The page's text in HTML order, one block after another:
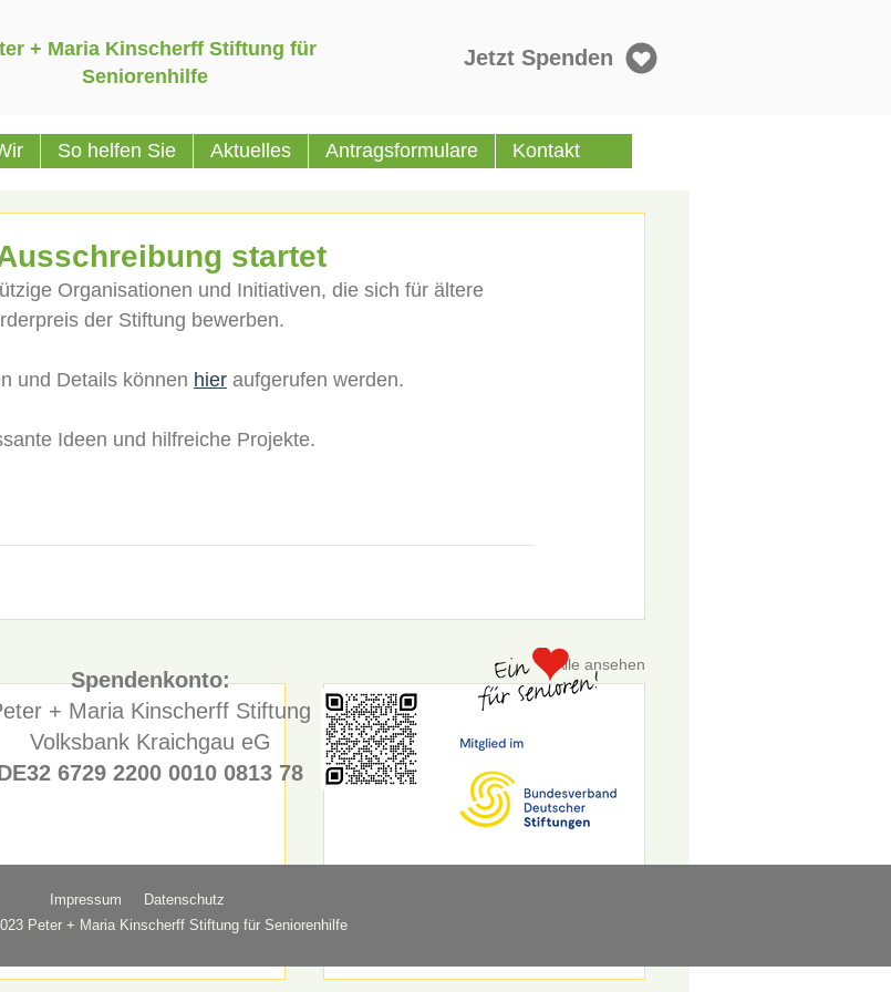
+ Maria Kinscherff Stiftung für
Seniorenhilfe
Jetzt Spenden
So helfen Sie Aktuelles Antragsformulare Kontakt
startet
Organisationen und Initiativen, die sich für ältere
der Stiftung bewerben.
und Details können hier aufgerufen werden.
Ideen und hilfreiche Projekte.
Alle ansehen
Spendenkonto:
+ Maria Kinscherff Stiftung
Volksbank Kraichgau eG
6729 2200 0010 0813 78
Impressum
Datenschutz
Peter + Maria Kinscherff Stiftung für Seniorenhilfe